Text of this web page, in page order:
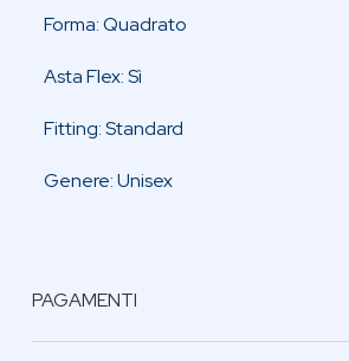
Forma: Quadrato
Asta Flex: Sì
Fitting: Standard
Genere: Unisex
PAGAMENTI